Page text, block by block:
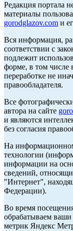
Редакция портала
материалы
gorodglazov.com и
Вся информация,
соответствии с
подлежит
форме, в том числе
переработке не
правообладателя.
Все
автора на сайте
и являются
без согласия
На
технологии
информации на
сведений,
"Интернет",
Федерации).
Во время
обрабатываем
метрик Яндекс